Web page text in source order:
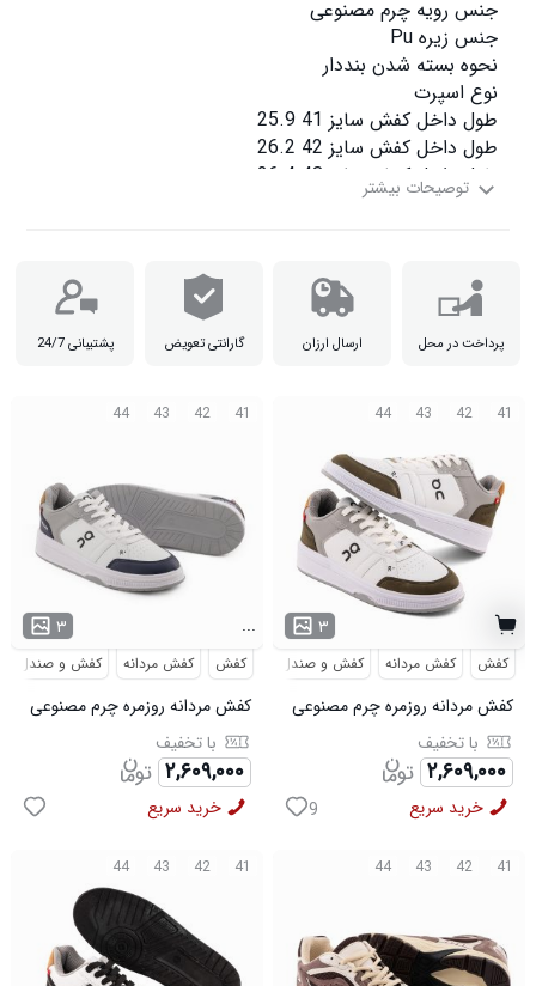
طول داخل کفش سایز 44 27.4
پرداخت در محل ارسال ارزان گارانتی تعویض پشتیبانی 24/7
41
42
43
44
۳ ...
کفش کفش مردانه کفش و صندل
کفش مردانه روزمره چرم مصنوعی
50918
با تخفیف
۲,۶۰۹,۰۰۰
خرید سریع
41
42
43
44
۳
کفش کفش مردانه کفش و صندل
کفش مردانه روزمره چرم مصنوعی
50919
با تخفیف
۲,۶۰۹,۰۰۰
خرید سریع 9
41
42
43
44 41
42
43
44